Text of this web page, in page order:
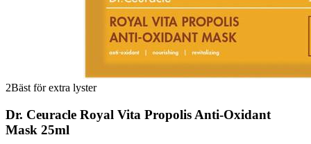
2Bäst för extra lyster
Dr. Ceuracle Royal Vita Propolis Anti-Oxidant
Mask 25ml